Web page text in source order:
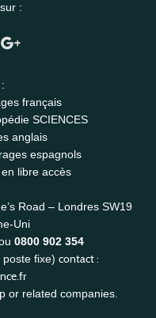
:
français
SCIENCES
anglais
espagnols
libre accès
Road – Londres SW19
Uni
0800 902 354
poste fixe) contact :
or related companies.